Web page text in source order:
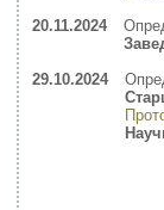
20.11.2024
29.10.2024